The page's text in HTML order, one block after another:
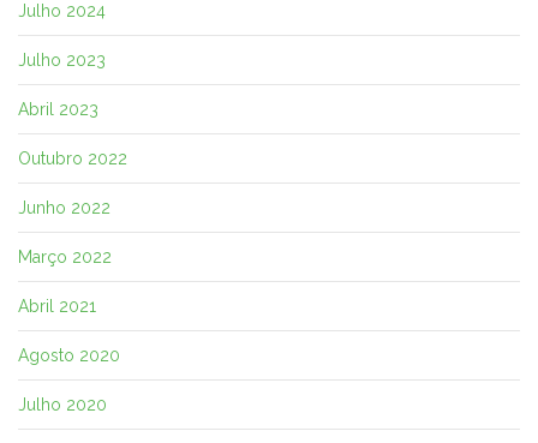
Julho 2024
Julho 2023
Abril 2023
Outubro 2022
Junho 2022
Março 2022
Abril 2021
Agosto 2020
Julho 2020